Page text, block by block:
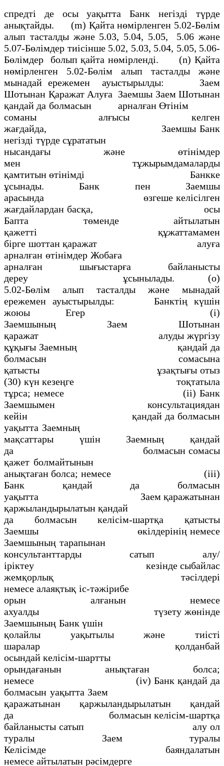
спредтi де осы уақытта Банк негіздi түрде
анықтайды. (m) Қайта нөмірленген 5.02-Бөлiм
алып тасталды және 5.03, 5.04, 5.05, 5.06 және
5.07-Бөлiмдер тиiсiнше 5.02, 5.03, 5.04, 5.05, 5.06-
Бөлiмдер болып қайта нөмiрлендi. (n) Қайта
нөмiрленген 5.02-Бөлiм алып тасталды және
мынадай ережемен ауыстырылды: Заем
Шотынан Қаражат Алуға Заемшы Заем Шотынан
қандай да болмасын арналған Өтiнiм
соманы алғысы келген
жағдайда, Заемшы Банк
негiздi түрде сұрататын
нысандағы және өтiнiмдер
мен тұжырымдамаларды
қамтитын өтінімді Банкке
ұсынады. Банк пен Заемшы
арасында өзгеше келiсiлген
жағдайлардан басқа, осы
Бапта төменде айтылатын
қажеттi құжаттамамен
бiрге шоттан қаражат алуға
арналған өтiнiмдер Жобаға
арналған шығыстарға байланысты
дереу ұсынылады. (о)
5.02-Бөлiм алып тасталды және мынадай
ережемен ауыстырылды: Банктің күшiн
жоюы Егер (i)
Заемшының Заем Шотынан
қаражат алуды жүргiзу
құқығы Заемның қандай да
болмасын сомасына
қатысты ұзақтығы отыз
(30) күн кезеңге тоқтатыла
тұрса; немесе (іі) Банк
Заемшымен консультациядан
кейiн қандай да болмасын
уақытта Заемның
мақсаттары үшiн Заемның қандай
да болмасын сомасы
қажет болмайтынын
анықтаған болса; немесе (ііі)
Банк қандай да болмасын
уақытта Заем қаражатынан
қаржыландырылатын қандай
да болмасын келiсiм-шартқа қатысты
Заемшы өкiлдерiнiң немесе
Заемшының тарапынан
консультанттарды сатып алу/
ірiктеу кезiнде сыбайлас
жемқорлық тәсiлдерi
немесе алаяқтық iс-тәжiрибе
орын алғанын немесе
ахуалды түзету жөнінде
Заемшының Банк үшiн
қолайлы уақытылы және тиiстi
шаралар қолданбай
осындай келiсiм-шартты
орындағанын анықтаған болса;
немесе (iv) Банк қандай да
болмасын уақытта Заем
қаражатынан қаржыландырылатын қандай
да болмасын келiсiм-шартқа
байланысты сатып алу ол
туралы Заем туралы
Келiсiмде баяндалатын
немесе айтылатын рәсiмдерге